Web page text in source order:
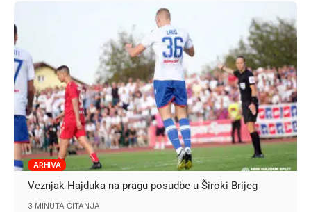
ARHIVA
Veznjak Hajduka na pragu posudbe u Široki Brijeg
3 MINUTA ČITANJA